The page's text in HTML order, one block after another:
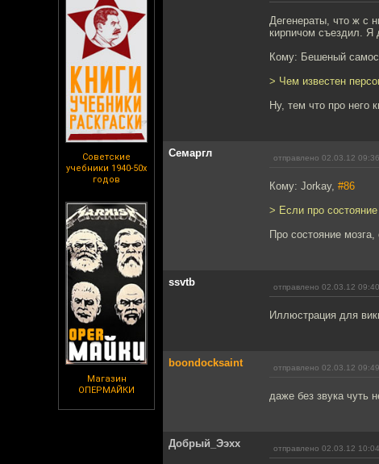
Советские
учебники 1940-50х
годов
Магазин
ОПЕРМАЙКИ
Дегенераты, что ж с
кирпичом съездил. Я
Кому: Бешеный
> Чем известен
Ну, тем что про него
Семаргл отправлено 02.03.12 09:36
Кому: Jorkay, #86
> Если про
Про состояние мозга,
ssvtb отправлено 02.03.12 09:40
Иллюстрация для
boondocksaint отправлено 02.03.12 09:49
даже без звука чуть
Добрый_Ээхх отправлено 02.03.12 10:04